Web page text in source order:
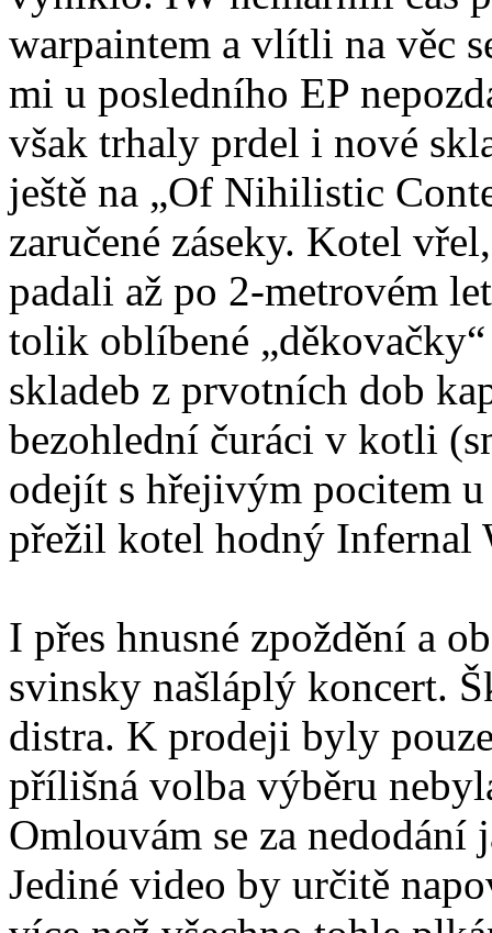
warpaintem a vlítli na věc
mi u posledního EP
však trhaly prdel i nové
ještě na „Of Nihilistic
zaručené záseky. Kotel
padali až po 2-metrovém
tolik oblíbené
skladeb z prvotních dob
bezohlední čuráci v kotli
odejít s hřejivým pocitem u
přežil kotel hodný Infernal
I přes hnusné zpoždění a
svinsky našláplý koncert.
distra. K prodeji byly
přílišná volba výběru
Omlouvám se za
Jediné video by určitě